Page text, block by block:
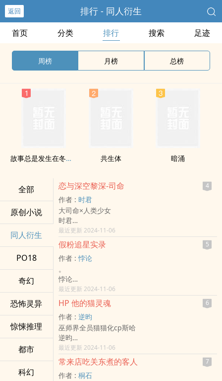
返回 排行 - 同人衍生
首页 分类 排行 搜索 足迹
周榜 月榜 总榜
故事总是发生在冬天H 共生体 暗涌
全部
原创小说
同人衍生
PO18
奇幻
恐怖灵异
惊悚推理
都市
科幻
恋与深空黎深-司命 4
作者 : 时君
大司命×人类少女
时君
- 同人衍生 - BG - 短篇 - 完结
BE - 第二人称
最近更新 2024-11-06
假粉追星实录 5
作者 :悖论
。
悖论
撒野 - 丞飞 同人衍生 - 小说同人 - BL - 完结
中篇
最近更新 2024-11-06
HP 他的猫灵魂 6
作者 : 逆昀
巫师界全员猫猫化cp斯哈
逆昀
HP[哈利波特] - 斯哈[西弗勒斯·斯内普/哈利·波特] 同
人衍生 - BL
长篇 - 完结
最近更新 2024-11-06
常来店吃关东煮的客人 7
作者 : 桐石